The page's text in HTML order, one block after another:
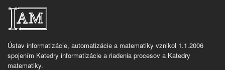
Ústav informatizácie, automatizácie a matematiky vznikol 1.1.2006
spojením Katedry informatizácie a riadenia procesov a Katedry
matematiky.